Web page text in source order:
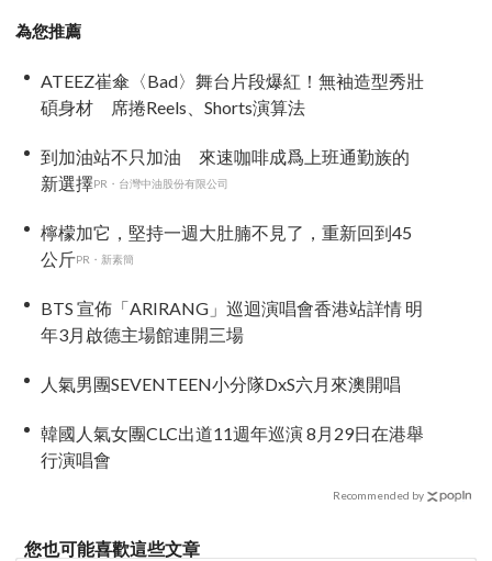
為您推薦
ATEEZ崔傘〈Bad〉舞台片段爆紅！無袖造型秀壯
碩身材 席捲Reels、Shorts演算法
到加油站不只加油 來速咖啡成爲上班通勤族的
新選擇PR・台灣中油股份有限公司
檸檬加它，堅持一週大肚腩不見了，重新回到45
公斤PR・新素簡
BTS 宣佈「ARIRANG」巡迴演唱會香港站詳情 明
年3月啟德主場館連開三場
人氣男團SEVENTEEN小分隊DxS六月來澳開唱
韓國人氣女團CLC出道11週年巡演 8月29日在港舉
行演唱會
Recommended by
您也可能喜歡這些文章